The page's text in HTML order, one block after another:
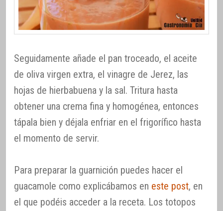
Seguidamente añade el pan troceado, el aceite
de oliva virgen extra, el vinagre de Jerez, las
hojas de hierbabuena y la sal. Tritura hasta
obtener una crema fina y homogénea, entonces
tápala bien y déjala enfriar en el frigorífico hasta
el momento de servir.
Para preparar la guarnición puedes hacer el
guacamole como explicábamos en este post, en
el que podéis acceder a la receta. Los totopos